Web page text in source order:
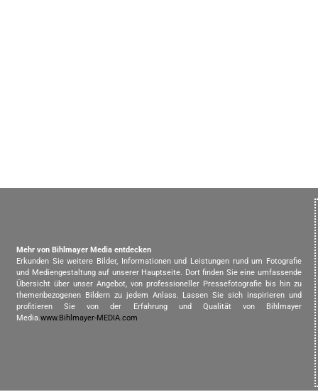
Mehr von Bihlmayer Media entdecken
Erkunden Sie weitere Bilder, Informationen und Leistungen rund um Fotografie
und Mediengestaltung auf unserer Hauptseite. Dort finden Sie eine umfassende
Übersicht über unser Angebot, von professioneller Pressefotografie bis hin zu
themenbezogenen Bildern zu jedem Anlass. Lassen Sie sich inspirieren und
profitieren Sie von der Erfahrung und Qualität von Bihlmayer
Media.www.Bihlmayer-MEDIA.com